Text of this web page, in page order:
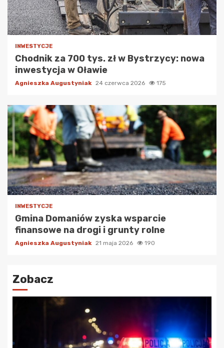
INWESTYCJE
Chodnik za 700 tys. zł w Bystrzycy: nowa
inwestycja w Oławie
Agnieszka Augustyniak 24 czerwca 2026 175
INWESTYCJE
Gmina Domaniów zyska wsparcie
finansowe na drogi i grunty rolne
Agnieszka Augustyniak 21 maja 2026 190
Zobacz